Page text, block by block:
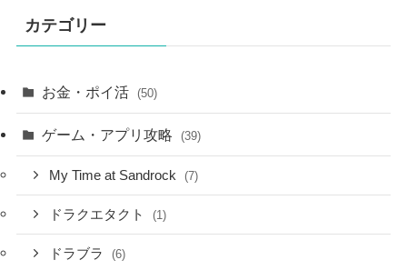
カテゴリー
お金・ポイ活 (50)
ゲーム・アプリ攻略 (39)
My Time at Sandrock (7)
ドラクエタクト (1)
ドラブラ (6)